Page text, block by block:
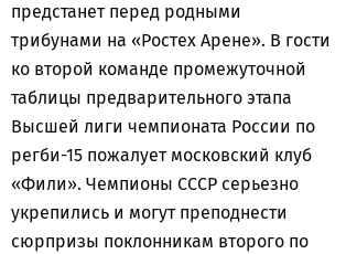
предстанет перед родными
трибунами на «Ростех Арене». В гости
ко второй команде промежуточной
таблицы предварительного этапа
Высшей лиги чемпионата России по
регби-15 пожалует московский клуб
«Фили». Чемпионы СССР серьезно
укрепились и могут преподнести
сюрпризы поклонникам второго по